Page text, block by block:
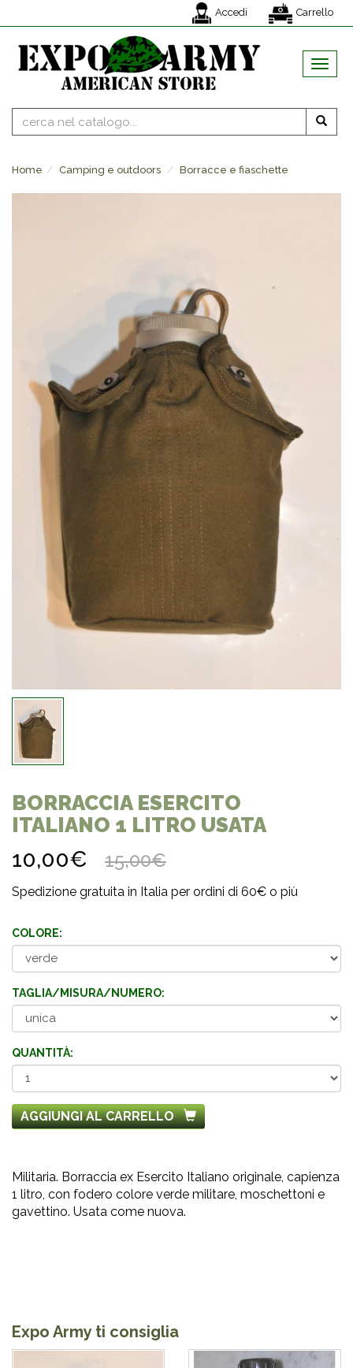
Accedi Carrello
MENU
Home Camping e outdoors Borracce e fiaschette
BORRACCIA ESERCITO
ITALIANO 1 LITRO USATA
10,00€ 15,00€
Spedizione gratuita in Italia per ordini di 60€ o più
COLORE:
TAGLIA/MISURA/NUMERO:
QUANTITÀ:
AGGIUNGI AL CARRELLO
Militaria. Borraccia ex Esercito Italiano originale, capienza
1 litro, con fodero colore verde militare, moschettoni e
gavettino. Usata come nuova.
Expo Army ti consiglia